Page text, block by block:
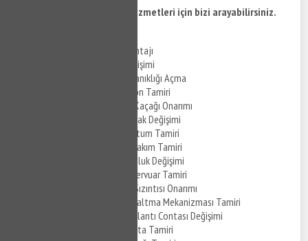
Nakkaştepe klozet tamiri hizmetleri için bizi arayabilirsiniz.
Nakkaştepe Klozet Montajı
Nakkaştepe Klozet Değişimi
Nakkaştepe Klozet Tıkanıklığı Açma
Nakkaştepe Klozet Sifon Tamiri
Nakkaştepe Klozet Su Kaçağı Onarımı
Nakkaştepe Klozet Kapak Değişimi
Nakkaştepe Klozet Hortum Tamiri
Nakkaştepe Klozet İç Takım Tamiri
Nakkaştepe Klozet Musluk Değişimi
Nakkaştepe Klozet Rezervuar Tamiri
Nakkaştepe Klozet Su Sızıntısı Onarımı
Nakkaştepe Klozet Boşaltma Mekanizması Tamiri
Nakkaştepe Klozet Bağlantı Contası Değişimi
Nakkaştepe Klozet Conta Tamiri